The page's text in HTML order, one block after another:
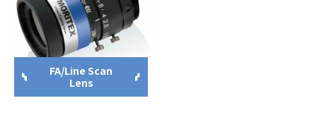
FA/Line Scan
Lens